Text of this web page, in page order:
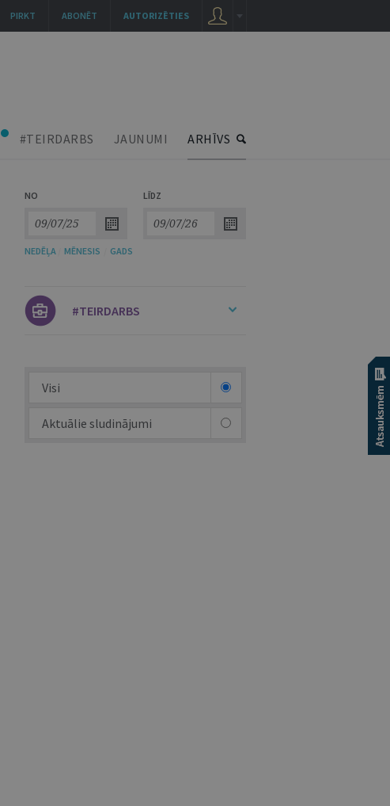
#TEIRDARBS JAUNUMI ARHĪVS
NO LĪDZ
NEDĒĻA MĒNESIS GADS
#TEIRDARBS
Visi
Aktuālie sludinājumi
AUTORIZĒTIES
ABONĒT
PIRKT